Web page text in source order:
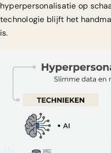
hyperpersonalisatie op
technologie blijft het
is.